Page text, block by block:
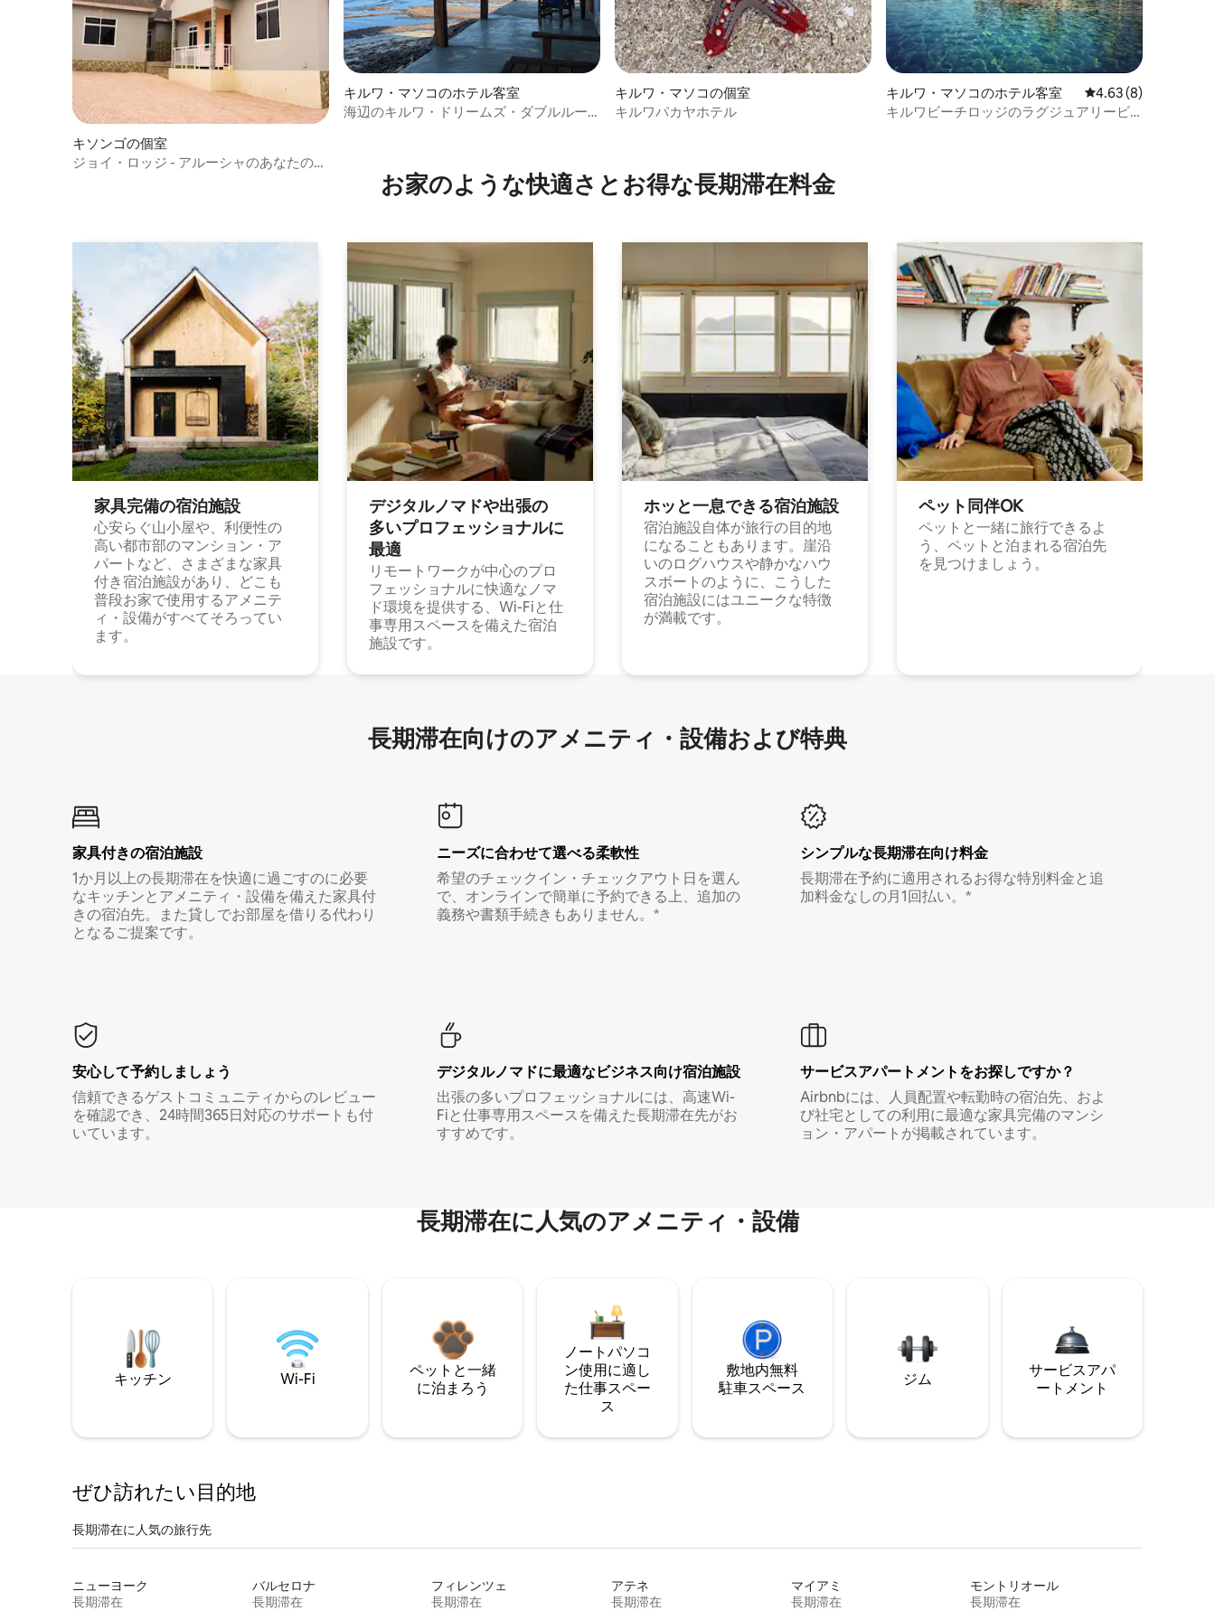
キソンゴの個室
ジョイ・ロッジ - アルーシャのあなたの第
キルワ・マソコのホテル客室
海辺のキルワ・ドリームズ・ダブルルー
キルワ・マソコの個室
キルワパカヤホテル
キルワ・マソコのホテル客室 レビュー8件、5つ星
4.63 (8)
キルワビーチロッジのラグジュアリービ
お家のような快⁠適⁠さ⁠とお⁠得⁠な長⁠期⁠滞⁠在料⁠金
家具完備の宿⁠泊⁠施⁠設
心安らぐ山小屋や、利便性の
高い都市部のマンション・ア
パートなど、さまざまな家具
付き宿泊施設があり、どこも
普段お家で使用するアメニテ
ィ・設備がすべてそろってい
ます。
デジタルノマドや出⁠張⁠の
多⁠いプ⁠ロ⁠フ⁠ェ⁠ッ⁠シ⁠ョ⁠ナ⁠ル⁠に
最⁠適
リモートワークが中心のプロ
フェッショナルに快適なノマ
ド環境を提供する、Wi-Fiと仕
事専用スペースを備えた宿泊
施設です。
ホッと一⁠息⁠で⁠き⁠る宿⁠泊施⁠設
宿泊施設自体が旅行の目的地
になることもあります。崖沿
いのログハウスや静かなハウ
スボートのように、こうした
宿泊施設にはユニークな特徴
が満載です。
ペット同⁠伴OK
ペットと一緒に旅行できるよ
う、ペットと泊まれる宿泊先
を見つけましょう。
長期滞在向け⁠のア⁠メ⁠ニ⁠テ⁠ィ⁠・設⁠備⁠および特⁠典
家具付き⁠の宿⁠泊⁠施⁠設
1か月以上の長期滞在を快適に過ごすのに必要
なキッチンとアメニティ・設備を備えた家具付
きの宿泊先。また貸しでお部屋を借りる代わり
となるご提案です。
ニーズに合わせて選べる柔軟性
希望のチェックイン・チェックアウト日を選ん
で、オンラインで簡単に予約できる上、追加の
義務や書類手続きもありません。*
シンプルな長期滞在向け料金
長期滞在予約に適用されるお得な特別料金と追
加料金なしの月1回払い。*
安心して予約しましょう
信頼できるゲストコミュニティからのレビュー
を確認でき、24時間365日対応のサポートも付
いています。
デジタルノマド⁠に最⁠適⁠なビ⁠ジ⁠ネ⁠ス⁠向⁠け宿⁠泊⁠施⁠設
出張の多いプロフェッショナルには、高速Wi-
Fiと仕事専用スペースを備えた長期滞在先がお
すすめです。
サービスアパートメントをお探しですか？
Airbnbには、人員配置や転勤時の宿泊先、およ
び社宅としての利用に最適な家具完備のマンシ
ョン・アパートが掲載されています。
長期滞在に人気のアメニティ・設備
キッチン Wi-Fi
ペットと一緒
に泊まろう
ノートパソコ
ン使用に適し
た仕事スペー
ス
敷地内無料
駐⁠車ス⁠ペ⁠ー⁠ス
ジム
サービスアパ
ートメント
ぜひ訪⁠れ⁠た⁠い目⁠的⁠地
長期滞在に人気の旅行先
ニューヨーク
長期滞在
バルセロナ
長期滞在
フィレンツェ
長期滞在
アテネ
長期滞在
マイアミ
長期滞在
モントリオール
長期滞在